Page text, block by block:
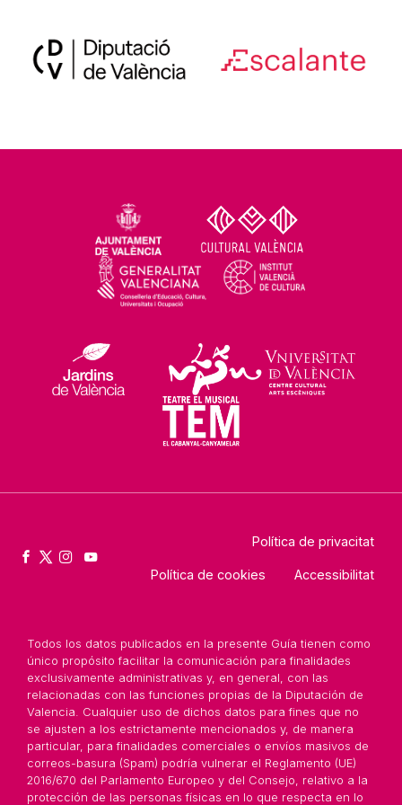
Política de privacitat
Política de cookies Accessibilitat
Todos los datos publicados en la presente Guía tienen como
único propósito facilitar la comunicación para finalidades
exclusivamente administrativas y, en general, con las
relacionadas con las funciones propias de la Diputación de
Valencia. Cualquier uso de dichos datos para fines que no
se ajusten a los estrictamente mencionados y, de manera
particular, para finalidades comerciales o envíos masivos de
correos-basura (Spam) podría vulnerar el Reglamento (UE)
2016/670 del Parlamento Europeo y del Consejo, relativo a la
protección de las personas físicas en lo que respecta en lo